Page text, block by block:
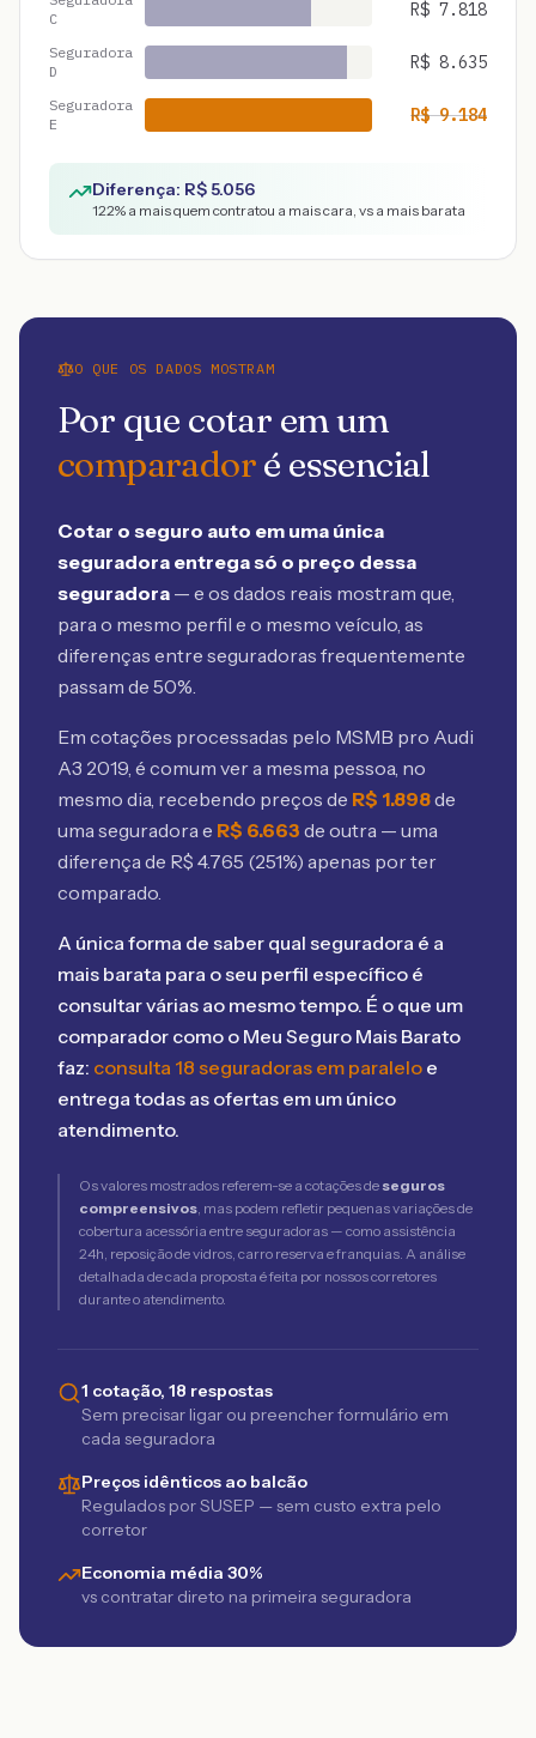
C
R$ 7.818
Seguradora
D
R$ 8.635
Seguradora
E
R$9.184
Diferença: R$5.056
122% a mais quem contratou a mais cara, vs a mais barata
O QUE OS DADOS MOSTRAM
Por que cotar em um
comparadoré essencial
Cotar o seguro auto em uma única
seguradora entrega só o preço dessa
seguradora — e os dados reais mostram que,
para o mesmo perfil e o mesmo veículo, as
diferenças entre seguradoras frequentemente
passam de 50%.
Em cotações processadas pelo MSMB pro Audi
A3 2019, é comum ver a mesma pessoa, no
mesmo dia, recebendo preços de R$ 1.898de
uma seguradora e R$ 6.663 de outra — uma
diferença de R$ 4.765 (251%) apenas por ter
comparado.
A única forma de saber qual seguradora é a
mais barata para o seu perfil específico é
consultar várias ao mesmo tempo. É o que um
comparador como o Meu Seguro Mais Barato
faz: consulta 18 seguradoras em paralelo e
entrega todas as ofertas em um único
atendimento.
Os valores mostrados referem-se a cotações de seguros
compreensivos, mas podem refletir pequenas variações de
cobertura acessória entre seguradoras — como assistência
24h, reposição de vidros, carro reserva e franquias. A análise
detalhada de cada proposta é feita por nossos corretores
durante o atendimento.
1 cotação, 18 respostas
Sem precisar ligar ou preencher formulário em
cada seguradora
Preços idênticos ao balcão
Regulados por SUSEP — sem custo extra pelo
corretor
Economia média 30%
vs contratar direto na primeira seguradora